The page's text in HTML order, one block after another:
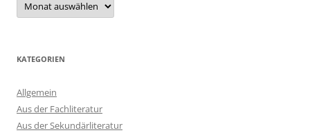
KATEGORIEN
Allgemein
Aus der Fachliteratur
Aus der Sekundärliteratur